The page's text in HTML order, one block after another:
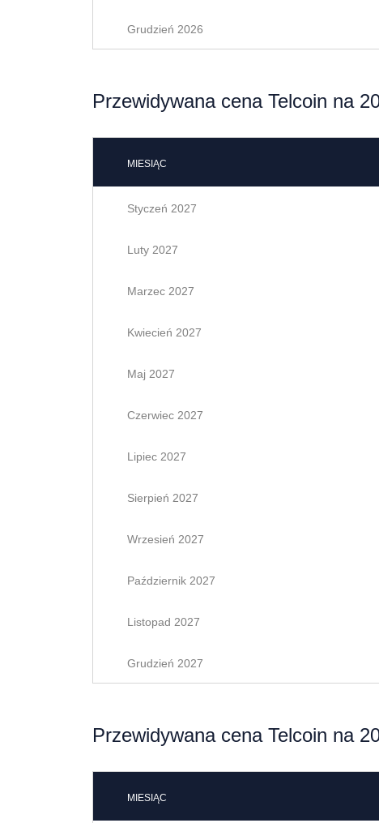
Grudzień 2026
Przewidywana cena Telcoin na
MIESIĄC
Styczeń 2027
Luty 2027
Marzec 2027
Kwiecień 2027
Maj 2027
Czerwiec 2027
Lipiec 2027
Sierpień 2027
Wrzesień 2027
Październik 2027
Listopad 2027
Grudzień 2027
Przewidywana cena Telcoin na
MIESIĄC